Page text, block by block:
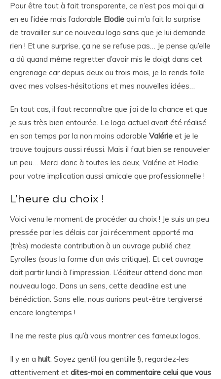
Pour être tout à fait transparente, ce n’est pas moi qui ai
en eu l’idée mais l’adorable Elodie qui m’a fait la surprise
de travailler sur ce nouveau logo sans que je lui demande
rien ! Et une surprise, ça ne se refuse pas… Je pense qu’elle
a dû quand même regretter d’avoir mis le doigt dans cet
engrenage car depuis deux ou trois mois, je la rends folle
avec mes valses-hésitations et mes nouvelles idées…
En tout cas, il faut reconnaître que j’ai de la chance et que
je suis très bien entourée. Le logo actuel avait été réalisé
en son temps par la non moins adorable Valérie et je le
trouve toujours aussi réussi. Mais il faut bien se renouveler
un peu… Merci donc à toutes les deux, Valérie et Elodie,
pour votre implication aussi amicale que professionnelle !
L’heure du choix !
Voici venu le moment de procéder au choix ! Je suis un peu
pressée par les délais car j’ai récemment apporté ma
(très) modeste contribution à un ouvrage publié chez
Eyrolles (sous la forme d’un avis critique). Et cet ouvrage
doit partir lundi à l’impression. L’éditeur attend donc mon
nouveau logo. Dans un sens, cette deadline est une
bénédiction. Sans elle, nous aurions peut-être tergiversé
encore longtemps !
Il ne me reste plus qu’à vous montrer ces fameux logos.
Il y en a huit. Soyez gentil (ou gentille !), regardez-les
attentivement et dites-moi en commentaire celui que vous